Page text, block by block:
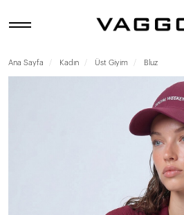
Ana Sayfa Kadın Üst Giyim Bluz